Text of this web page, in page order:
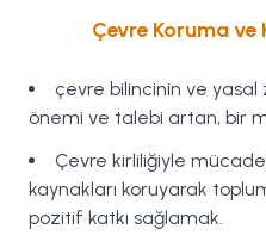
Çevre Koruma ve
çevre bilincinin ve yasal
önemi ve talebi artan, bir
Çevre kirliliğiyle
kaynakları koruyarak
pozitif katkı sağlamak.